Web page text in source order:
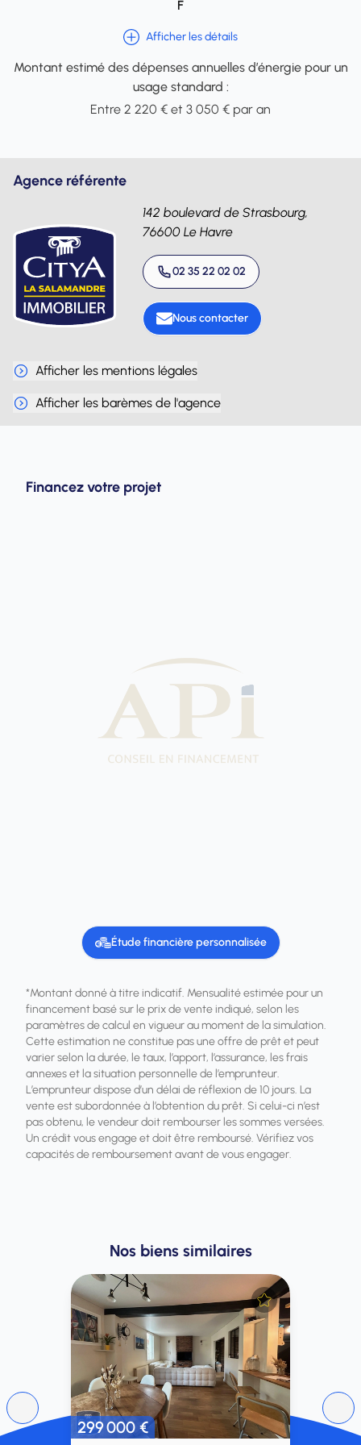
F
Afficher les détails
Montant estimé des dépenses annuelles d’énergie pour un
usage standard :
Entre 2 220 € et 3 050 € par an
Agence référente
142 boulevard de Strasbourg,
76600 Le Havre
02 35 22 02 02
Nous contacter
Afficher les mentions légales
Afficher les barèmes de l'agence
Financez votre projet
Étude financière personnalisée
*Montant donné à titre indicatif. Mensualité estimée pour un
financement basé sur le prix de vente indiqué, selon les
paramètres de calcul en vigueur au moment de la simulation.
Cette estimation ne constitue pas une offre de prêt et peut
varier selon la durée, le taux, l’apport, l’assurance, les frais
annexes et la situation personnelle de l’emprunteur.
L’emprunteur dispose d’un délai de réflexion de 10 jours. La
vente est subordonnée à l’obtention du prêt. Si celui-ci n’est
pas obtenu, le vendeur doit rembourser les sommes versées.
Un crédit vous engage et doit être remboursé. Vérifiez vos
capacités de remboursement avant de vous engager.
Nos biens similaires
299 000 €